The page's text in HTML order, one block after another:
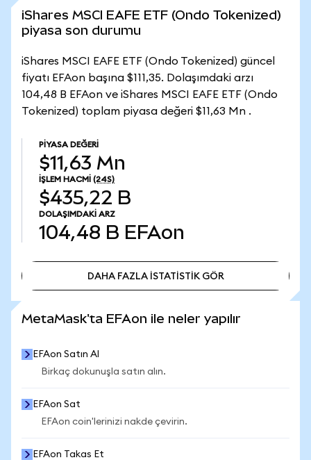
iShares MSCI EAFE ETF (Ondo Tokenized)
piyasa son durumu
iShares MSCI EAFE ETF (Ondo Tokenized) güncel
fiyatı EFAon başına $111,35. Dolaşımdaki arzı
104,48 B EFAon ve iShares MSCI EAFE ETF (Ondo
Tokenized) toplam piyasa değeri $11,63 Mn .
PIYASA DEĞERI
$11,63 Mn
İŞLEM HACMI (24S)
$435,22 B
DOLAŞIMDAKI ARZ
104,48 B EFAon
DAHA FAZLA İSTATİSTİK GÖR
MetaMask'ta EFAon ile neler yapılır
EFAon Satın Al
Birkaç dokunuşla satın alın.
EFAon Sat
EFAon coin'lerinizi nakde çevirin.
EFAon Takas Et